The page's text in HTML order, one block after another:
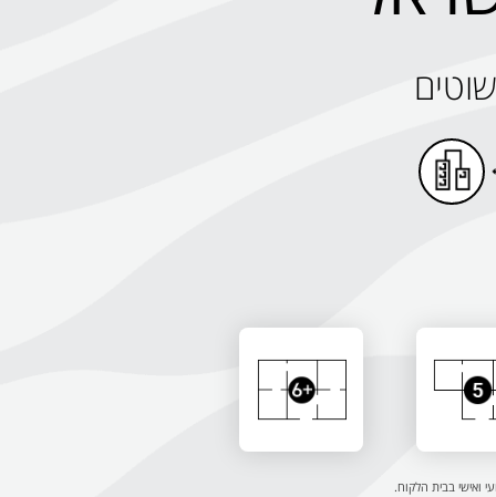
ואישי בבית הלקוח.